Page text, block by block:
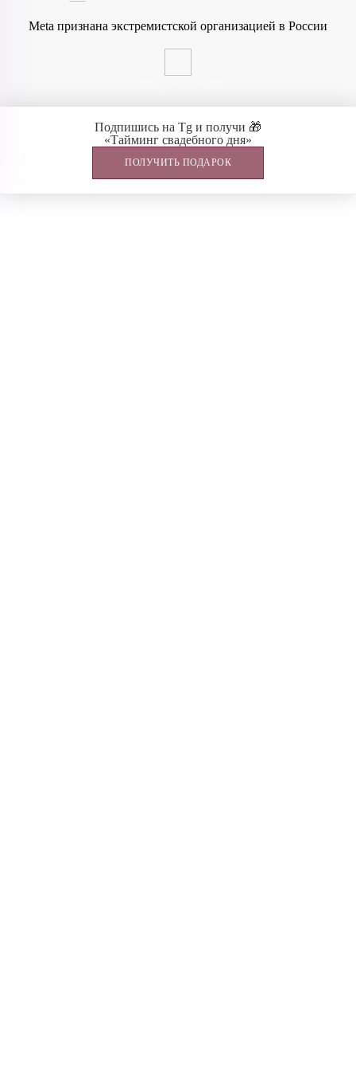
Meta признана экстремистской организацией в России
Подпишись на Tg и получи 🎁
«Тайминг свадебного дня»
ПОЛУЧИТЬ ПОДАРОК